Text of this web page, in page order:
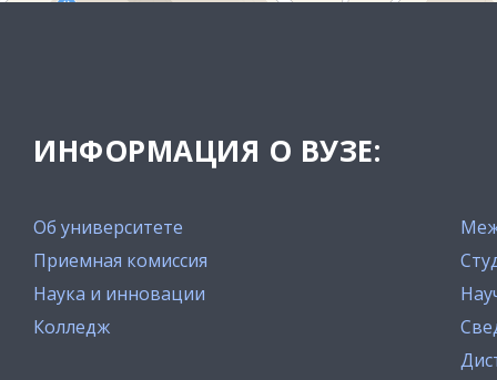
ИНФОРМАЦИЯ О ВУЗЕ:
Об университете
Приемная комиссия
Наука и инновации
Колледж